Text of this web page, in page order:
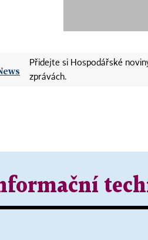
Přidejte si Hospodářské
zprávách.